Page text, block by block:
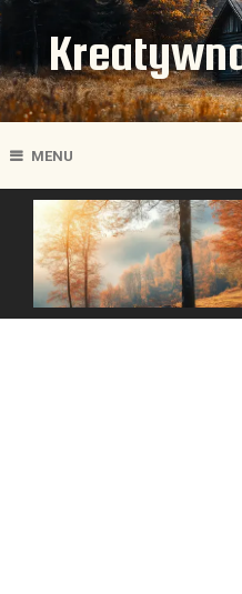
MENU